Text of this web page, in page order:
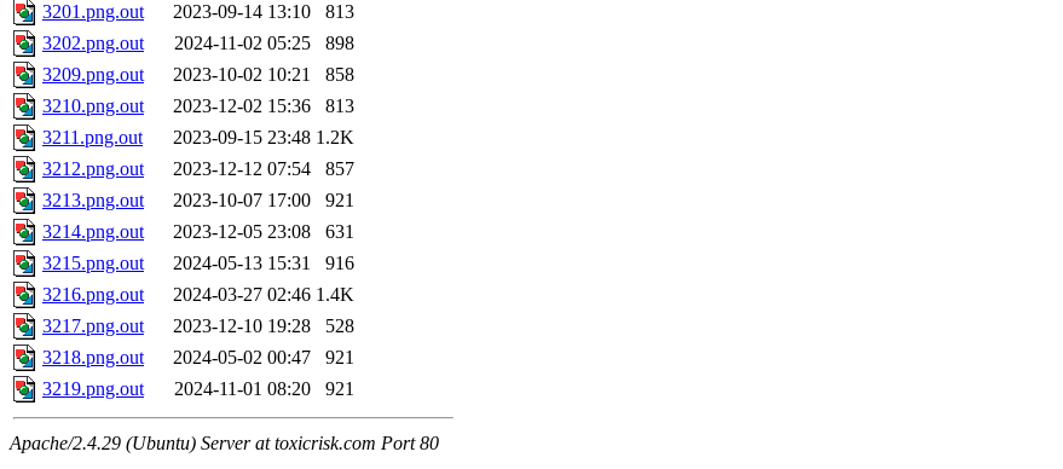
3201.png.out
2023-09-14 13:10
813
3202.png.out
2024-11-02 05:25
898
3209.png.out
2023-10-02 10:21
858
3210.png.out
2023-12-02 15:36
813
3211.png.out
2023-09-15 23:48 1.2K
3212.png.out
2023-12-12 07:54
857
3213.png.out
2023-10-07 17:00
921
3214.png.out
2023-12-05 23:08
631
3215.png.out
2024-05-13 15:31
916
3216.png.out
2024-03-27 02:46 1.4K
3217.png.out
2023-12-10 19:28
528
3218.png.out
2024-05-02 00:47
921
3219.png.out
2024-11-01 08:20 921
Apache/2.4.29 (Ubuntu) Server at toxicrisk.com Port 80